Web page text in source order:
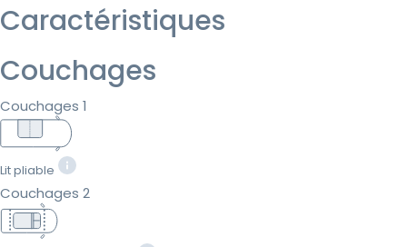
Caractéristiques
Couchages
Couchages 1
Lit pliable
Couchages 2